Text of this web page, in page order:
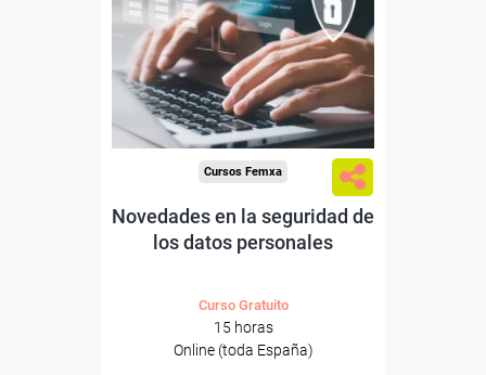
Para desempleados,
trabajadores y autónomos.
Sector
-Energía y Agua.
Cursos Femxa
Novedades en la seguridad de
los datos personales
Curso Gratuito
15 horas
Online (toda España)